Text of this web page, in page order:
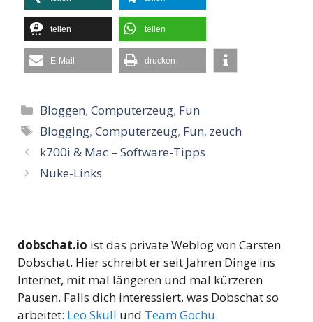
teilen teilen
E-Mail drucken
Kategorien
Bloggen,Computerzeug, Fun
Schlagwörter
Blogging,Computerzeug, Fun, zeuch
k700i & Mac – Software-Tipps
Nuke-Links
dobschat.io ist das private Weblog von Carsten
Dobschat. Hier schreibt er seit Jahren Dinge ins
Internet, mit mal längeren und mal kürzeren
Pausen. Falls dich interessiert, was Dobschat so
arbeitet: Leo Skull und Team Gochu.